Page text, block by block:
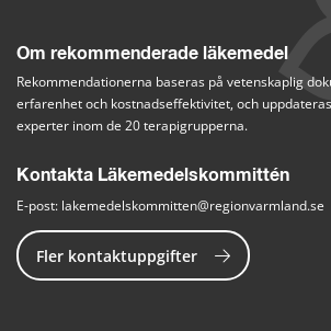
Om rekommenderade läkemedel
Rekommendationerna baseras på vetenskaplig
erfarenhet och kostnadseffektivitet, och
experter inom de 20 terapigrupperna.
Kontakta Läkemedelskommittén
E-post: lakemedelskommitten@regionvarmland.se
Fler kontaktuppgifter